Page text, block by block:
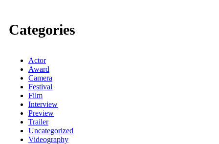
Categories
Actor
Award
Camera
Festival
Film
Interview
Preview
Trailer
Uncategorized
Videography